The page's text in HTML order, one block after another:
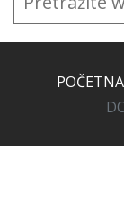
POČETNA